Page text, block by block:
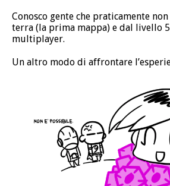
Conosco gente che praticamente
terra (la prima mappa) e dal livello
multiplayer.
Un altro modo di affrontare